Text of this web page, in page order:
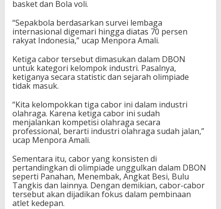
basket dan Bola voli.
“Sepakbola berdasarkan survei lembaga
internasional digemari hingga diatas 70 persen
rakyat Indonesia,” ucap Menpora Amali.
Ketiga cabor tersebut dimasukan dalam DBON
untuk kategori kelompok industri. Pasalnya,
ketiganya secara statistic dan sejarah olimpiade
tidak masuk.
“Kita kelompokkan tiga cabor ini dalam industri
olahraga. Karena ketiga cabor ini sudah
menjalankan kompetisi olahraga secara
professional, berarti industri olahraga sudah jalan,”
ucap Menpora Amali.
Sementara itu, cabor yang konsisten di
pertandingkan di olimpiade unggulkan dalam DBON
seperti Panahan, Menembak, Angkat Besi, Bulu
Tangkis dan lainnya. Dengan demikian, cabor-cabor
tersebut akan dijadikan fokus dalam pembinaan
atlet kedepan.